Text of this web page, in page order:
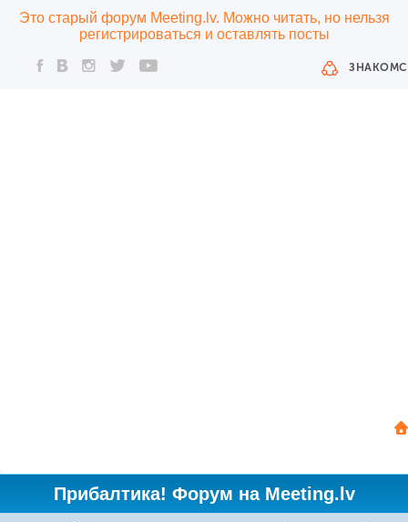
Это старый форум Meeting.lv. Можно читать, но нельзя
регистрироваться и оставлять посты
Прибалтика! Форум на Meeting.lv